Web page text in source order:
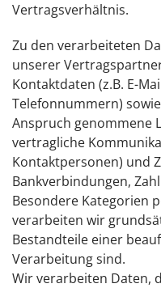
Vertragsverhältnis.
Zu den verarbeiteten
unserer
Kontaktdaten (z.B. E-
Telefonnummern)
Anspruch genommene
vertragliche
Kontaktpersonen) und
Bankverbindungen,
Besondere Kategorien
verarbeiten wir
Bestandteile einer
Verarbeitung sind.
Wir verarbeiten Daten,